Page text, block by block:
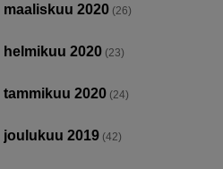
maaliskuu 2020 (26)
helmikuu 2020 (23)
tammikuu 2020 (24)
joulukuu 2019 (42)